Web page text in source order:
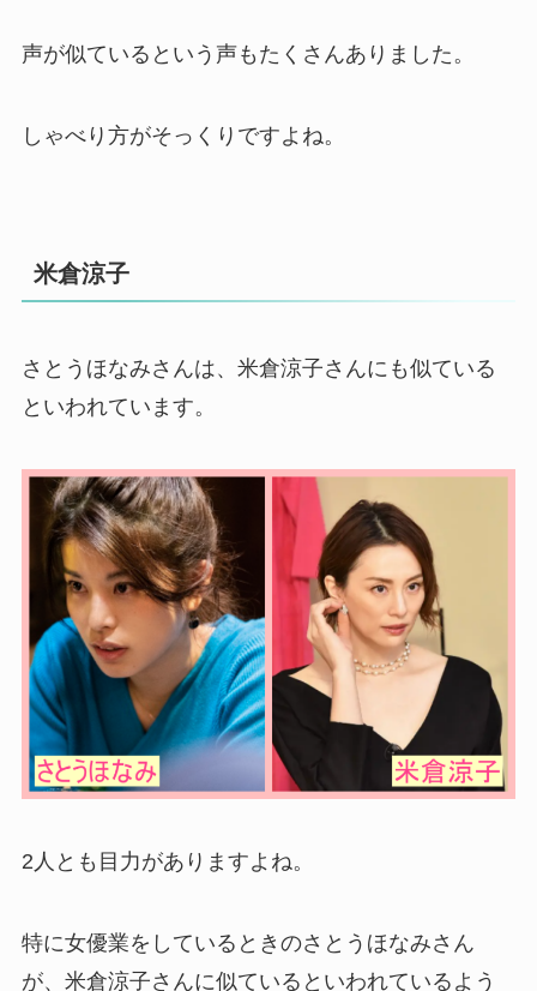
声が似ているという声もたくさんありました。
しゃべり方がそっくりですよね。
米倉涼子
さとうほなみさんは、米倉涼子さんにも似ている
といわれています。
2人とも目力がありますよね。
特に女優業をしているときのさとうほなみさん
が、米倉涼子さんに似ているといわれているよう